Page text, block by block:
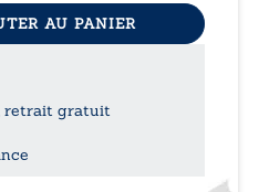
AU PANIER
retrait gratuit